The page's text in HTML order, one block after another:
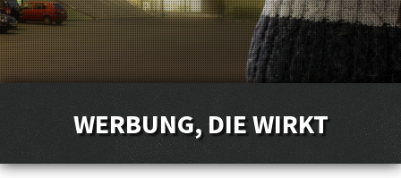
HALLE 2
HALLE 3
EVENTS
EVENT-ANGEBOTE
WERBEMÖGLICHKEITEN
WERBUNG, DIE WIRKT